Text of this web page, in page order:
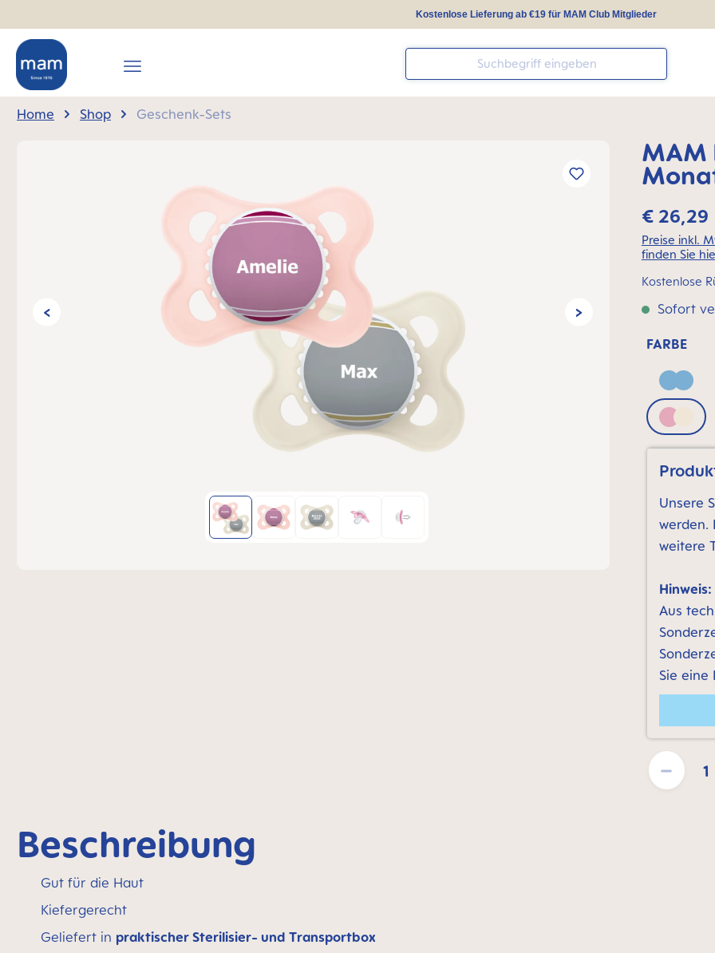
Kostenlose Lieferung ab €19 für MAM Club Mitglieder
Home Shop Geschenk-Sets
MAM
€ 26,29
Preise inkl.
finden Sie
Kostenlose
Sofort
FARBE
Blue
Pink
Unsere
werden.
weitere
Hinweis:
Aus
Sie eine
Produkt
Beschreibung
Gut für die Haut
Kiefergerecht
Geliefert in praktischer Sterilisier- und Transportbox